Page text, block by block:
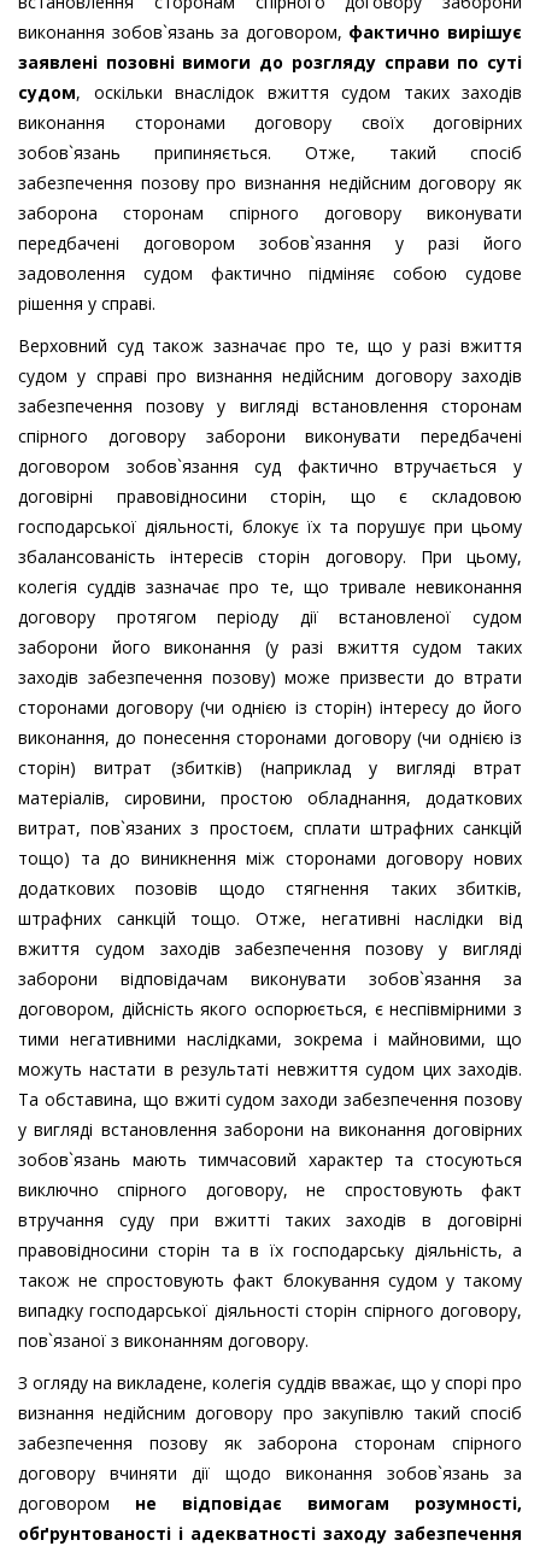
виконання зобов`язань за договором, фактично вирішує
заявлені позовні вимоги до розгляду справи по суті
судом, оскільки внаслідок вжиття судом таких заходів
виконання сторонами договору своїх договірних
зобов`язань припиняється. Отже, такий спосіб
забезпечення позову про визнання недійсним договору як
заборона сторонам спірного договору виконувати
передбачені договором зобов`язання у разі його
задоволення судом фактично підміняє собою судове
рішення у справі.
Верховний суд також зазначає про те, що у разі вжиття
судом у справі про визнання недійсним договору заходів
забезпечення позову у вигляді встановлення сторонам
спірного договору заборони виконувати передбачені
договором зобов`язання суд фактично втручається у
договірні правовідносини сторін, що є складовою
господарської діяльності, блокує їх та порушує при цьому
збалансованість інтересів сторін договору. При цьому,
колегія суддів зазначає про те, що тривале невиконання
договору протягом періоду дії встановленої судом
заборони його виконання (у разі вжиття судом таких
заходів забезпечення позову) може призвести до втрати
сторонами договору (чи однією із сторін) інтересу до його
виконання, до понесення сторонами договору (чи однією із
сторін) витрат (збитків) (наприклад у вигляді втрат
матеріалів, сировини, простою обладнання, додаткових
витрат, пов`язаних з простоєм, сплати штрафних санкцій
тощо) та до виникнення між сторонами договору нових
додаткових позовів щодо стягнення таких збитків,
штрафних санкцій тощо. Отже, негативні наслідки від
вжиття судом заходів забезпечення позову у вигляді
заборони відповідачам виконувати зобов`язання за
договором, дійсність якого оспорюється, є неспівмірними з
тими негативними наслідками, зокрема і майновими, що
можуть настати в результаті невжиття судом цих заходів.
Та обставина, що вжиті судом заходи забезпечення позову
у вигляді встановлення заборони на виконання договірних
зобов`язань мають тимчасовий характер та стосуються
виключно спірного договору, не спростовують факт
втручання суду при вжитті таких заходів в договірні
правовідносини сторін та в їх господарську діяльність, а
також не спростовують факт блокування судом у такому
випадку господарської діяльності сторін спірного договору,
пов`язаної з виконанням договору.
З огляду на викладене, колегія суддів вважає, що у спорі про
визнання недійсним договору про закупівлю такий спосіб
забезпечення позову як заборона сторонам спірного
договору вчиняти дії щодо виконання зобов`язань за
договором не відповідає вимогам розумності,
обґрунтованості і адекватності заходу забезпечення